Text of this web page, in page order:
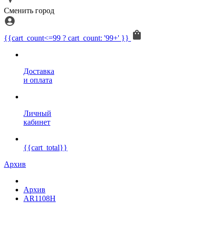
Сменить город
{{cart_count<=99 ? cart_count: '99+' }}
Доставка
и оплата
Личный
кабинет
{{cart_total}}
Архив
Архив
AR1108H